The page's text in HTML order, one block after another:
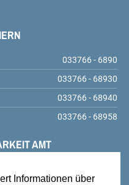
Informationen über
033766 - 6890
033766 - 68930
033766 - 68940
033766 - 68958
AMT
Teupitz,